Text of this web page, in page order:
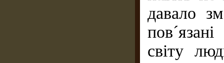
давало
світу